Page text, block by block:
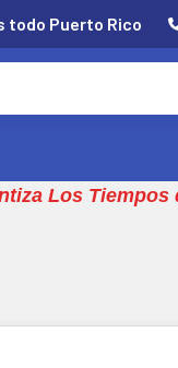
todo Puerto Rico
Los Tiempos